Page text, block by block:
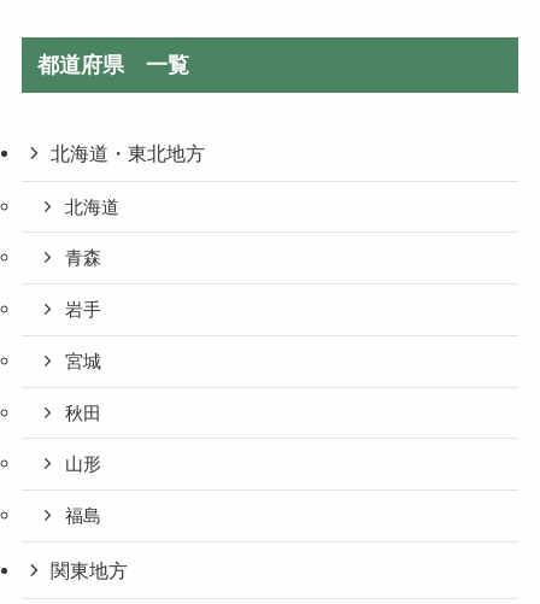
都道府県 一覧
北海道・東北地方
北海道
青森
岩手
宮城
秋田
山形
福島
関東地方